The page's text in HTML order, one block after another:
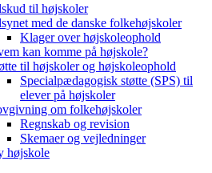
til højskoler
med de danske folkehøjskoler
Klager over højskoleophold
kan komme på højskole?
til højskoler og højskoleophold
Specialpædagogisk støtte (SPS) til
elever på højskoler
om folkehøjskoler
Regnskab og revision
Skemaer og vejledninger
højskole